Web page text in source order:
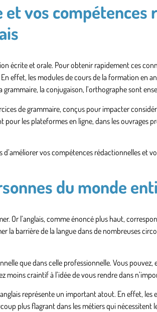
vos compétences
écrite et orale. Pour obtenir rapidement ces
effet, les modules de cours de la formation en
grammaire, la conjugaison, l’orthographe sont
de grammaire, conçus pour impacter
pour les plateformes en ligne, dans les ouvrages
vos compétences rédactionnelles et
du monde
Or l’anglais, comme énoncé plus haut,
la barrière de la langue dans de nombreuses
que dans celle professionnelle. Vous
moins craintif à l’idée de vous rendre dans
représente un important atout. En effet, les
plus flagrant dans les métiers qui nécessitent